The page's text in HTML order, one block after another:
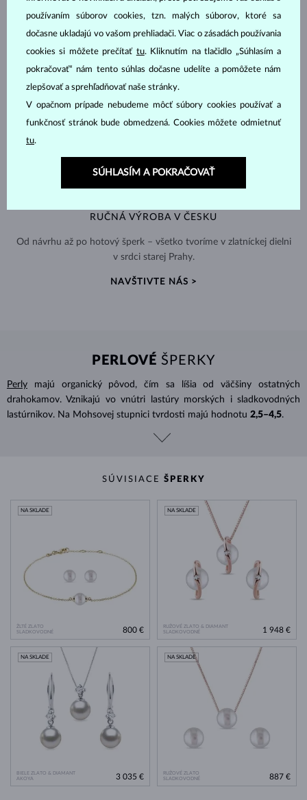
RUČNÁ VÝROBA V ČESKU
Od návrhu až po hotový šperk – všetko tvoríme v zlatníckej dielni
v srdci starej Prahy.
NAVŠTIVTE NÁS >
PERLOVÉ ŠPERKY
Perly
majú organický pôvod, čím sa líšia od väčšiny ostatných
drahokamov. Vznikajú vo vnútri lastúry morských i sladkovodných
lastúrnikov. Na Mohsovej stupnici tvrdosti majú hodnotu 2,5–4,5.
SÚVISIACE ŠPERKY
ŽLTÉ ZLATO
SLADKOVODNÉ
NA SKLADE
800 €
RUŽOVÉ ZLATO & DIAMANT
SLADKOVODNÉ
NA SKLADE
1 948 €
BIELE ZLATO & DIAMANT
AKOYA
NA SKLADE
3 035 €
RUŽOVÉ ZLATO
SLADKOVODNÉ
NA SKLADE
887 €
používaním súborov cookies, tzn. malých súborov, ktoré sa
dočasne ukladajú vo vašom prehliadači. Viac o zásadách používania
cookies si môžete prečítať tu. Kliknutím na tlačidlo „Súhlasím a
pokračovať“ nám tento súhlas dočasne udelíte a pomôžete nám
zlepšovať a sprehľadňovať naše stránky.
V opačnom prípade nebudeme môcť súbory cookies používať a
funkčnosť stránok bude obmedzená. Cookies môžete odmietnuť
tu.
SÚHLASÍM A POKRAČOVAŤ